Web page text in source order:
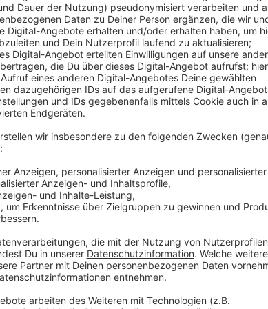
Anzeige
Von Null auf Potting:
Anzeige
Es gibt diese Dinge im Leben, die können uns zur
Schneefall. Eiskratzen am frühen Morgen. Leute,
seltsame Wörter benutzen. Wo andere sich vor
ziehen oder ihren Kopf gegen die Wand hauen
Potting ein Karussell los. Irgendwo zwischen wirren